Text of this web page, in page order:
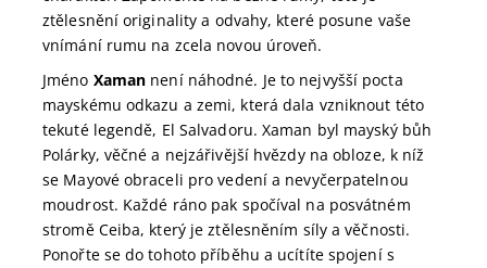
ztělesnění originality a odvahy, které posune vaše
vnímání rumu na zcela novou úroveň.
Jméno Xaman není náhodné. Je to nejvyšší pocta
mayskému odkazu a zemi, která dala vzniknout této
tekuté legendě, El Salvadoru. Xaman byl mayský bůh
Polárky, věčné a nejzářivější hvězdy na obloze, k níž
se Mayové obraceli pro vedení a nevyčerpatelnou
moudrost. Každé ráno pak spočíval na posvátném
stromě Ceiba, který je ztělesněním síly a věčnosti.
Ponořte se do tohoto příběhu a ucítíte spojení s